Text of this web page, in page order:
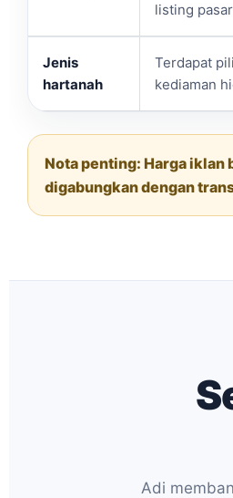
listing
Jenis
hartanah
Terdapat
kediaman
Nota penting: Harga iklan
digabungkan dengan
Adi